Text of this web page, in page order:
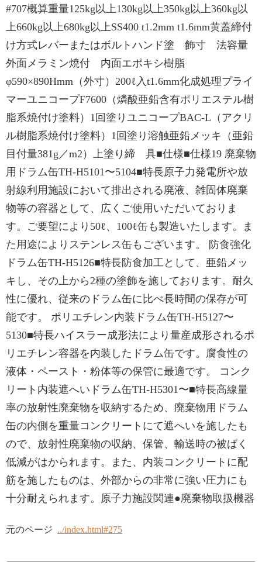
#707概算重量125kg以上130kg以上350kg以上360kg以
上660kg以上680kg以上SS400 t1.2mm t1.6mm黄蓋締付
け方式レバーまたはボルトハンド塗 飾寸 法容量
外面メラミン焼付 内面エポキシ樹脂
φ590×890Hmm（外寸）200ℓ入t1.6mm化成処理プライ
マーユニコープF7600（燐酸亜鉛含有ポリエステル樹
脂系焼付け塗料）1回塗りユニコープBAC-L（アクリ
ル樹脂系焼付け塗料）1回塗り溶触亜鉛メッキ（亜鉛
目付量381g／m2）上塗り締 具■仕様■仕様19 廃棄物
用ドラム缶TH-H5101〜5104■特長原子力発電所や放
射線利用施設において排出される廃液、雑固体廃棄
物等の容器として、広くご使用いただいておりま
す。ご要望により50ℓ、100ℓ缶も製造いたします。ま
た用途によりステンレス缶もございます。 防食強化
ドラム缶TH-H5126■特長防食加工として、亜鉛メッ
キし、その上から2種の塗飾を施しております。耐久
性に優れ、従来のドラム缶に比べ長時間の保存が可
能です。 ポリエチレン内装ドラム缶TH-H5127〜
5130■特長ハイスラー成形法により量産成形されるポ
リエチレン容器を内装したドラム缶です。腐食性の
液体・ペースト・粉体等の保管に最適です。 コンク
リート内装遮へいドラム缶TH-H5301〜■特長高線量
率の放射性廃棄物を収納するため、廃棄物用ドラム
缶の内側を重量コンクリートにて遮へいを施したも
ので、放射性廃棄物の収納、保管、輸送時の被ばく
低減がはかられます。また、内装コンクリートに配
筋を施したものは、外部からの非常に強い圧力にも
十分耐えられます。原子力施設関連●廃棄物取扱機器
元のページ ../index.html#275